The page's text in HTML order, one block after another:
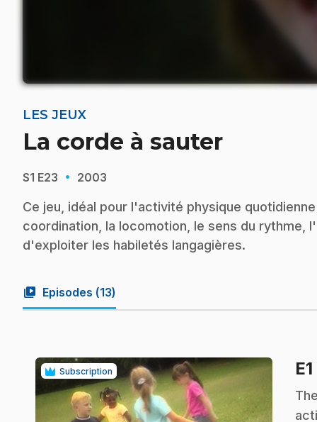
LES JEUX
La corde à sauter
S1 E23 · 2003
Ce jeu, idéal pour l'activité physique
coordination, la locomotion, le sens du
d'exploiter les habiletés langagières.
video_library Episodes (13)
Subscription E1
.